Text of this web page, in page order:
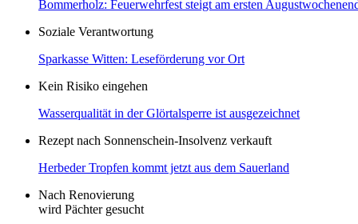
Bommerholz: Feuerwehrfest steigt am ersten
Soziale Verantwortung
Sparkasse Witten: Leseförderung vor Ort
Kein Risiko eingehen
Wasserqualität in der Glörtalsperre ist ausgezeichnet
Rezept nach Sonnenschein-Insolvenz verkauft
Herbeder Tropfen kommt jetzt aus dem Sauerland
Nach Renovierung
wird Pächter gesucht